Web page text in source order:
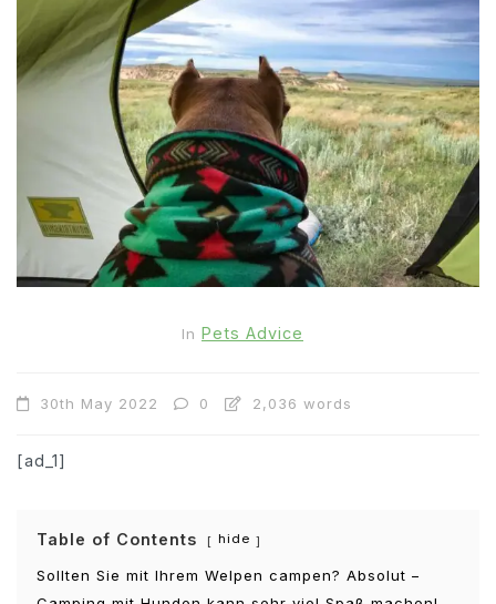
In Pets Advice
30th May 2022 0 2,036 words
[ad_1]
Table of Contents hide
Sollten Sie mit Ihrem Welpen campen? Absolut –